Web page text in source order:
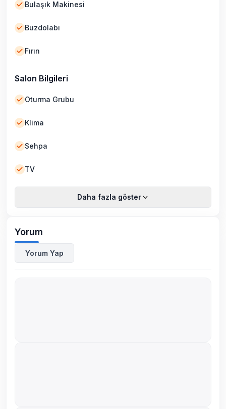
Bulaşık Makinesi
Buzdolabı
Fırın
Salon Bilgileri
Oturma Grubu
Klima
Sehpa
TV
Daha fazla göster
Yorum
Yorum Yap